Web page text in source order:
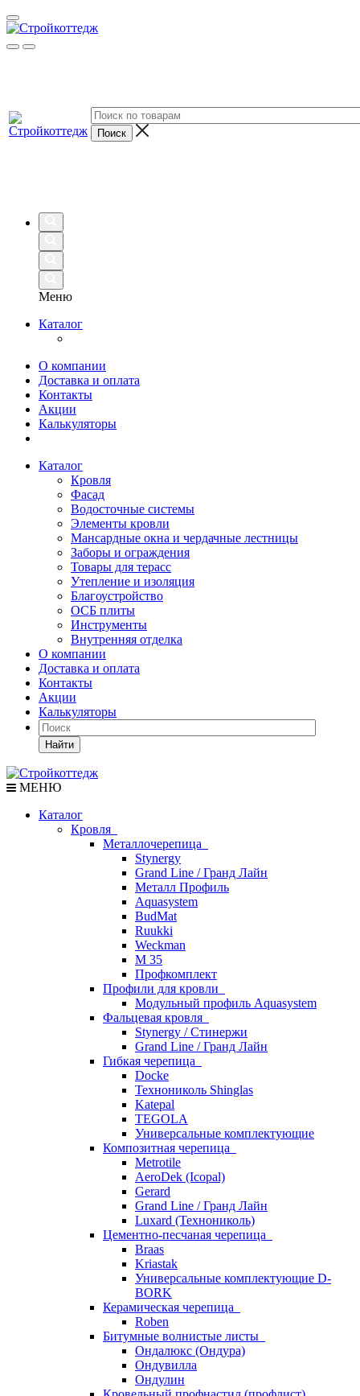
Меню
Каталог
О компании
Доставка и оплата
Контакты
Акции
Калькуляторы
Каталог
Кровля
Фасад
Водосточные системы
Элементы кровли
Мансардные окна и чердачные лестницы
Заборы и ограждения
Товары для терасс
Утепление и изоляция
Благоустройство
ОСБ плиты
Инструменты
Внутренняя отделка
О компании
Доставка и оплата
Контакты
Акции
Калькуляторы
Найти
МЕНЮ
Каталог
Кровля
Металлочерепица
Stynergy
Grand Line / Гранд Лайн
Металл Профиль
Aquasystem
BudMat
Ruukki
Weckman
М 35
Профкомплект
Профили для кровли
Модульный профиль Aquasystem
Фальцевая кровля
Stynergy / Стинержи
Grand Line / Гранд Лайн
Гибкая черепица
Docke
Технониколь Shinglas
Katepal
TEGOLA
Универсальные комплектующие
Композитная черепица
Metrotile
AeroDek (Icopal)
Gerard
Grand Line / Гранд Лайн
Luxard (Технониколь)
Цементно-песчаная черепица
Braas
Kriastak
Универсальные комплектующие D-
BORK
Керамическая черепица
Roben
Битумные волнистые листы
Ондалюкс (Ондура)
Ондувилла
Ондулин